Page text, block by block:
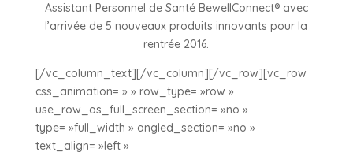
Assistant Personnel de Santé BewellConnect® avec
l’arrivée de 5 nouveaux produits innovants pour la
rentrée 2016.
[/vc_column_text][/vc_column][/vc_row][vc_row
css_animation= » » row_type= »row »
use_row_as_full_screen_section= »no »
type= »full_width » angled_section= »no »
text_align= »left »